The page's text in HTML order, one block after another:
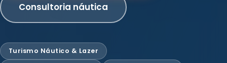
Consultoria náutica
Turismo Náutico & Lazer